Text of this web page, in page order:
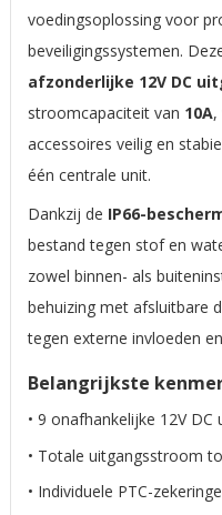
voedingsoplossing voor
beveiligingssystemen.
afzonderlijke 12V DC
stroomcapaciteit van 10A,
accessoires veilig en
één centrale unit.
Dankzij de IP66-
bestand tegen stof en
zowel binnen- als
behuizing met afsluitbare
tegen externe invloeden
Belangrijkste
• 9 onafhankelijke 12V DC
• Totale uitgangsstroom
• Individuele PTC-